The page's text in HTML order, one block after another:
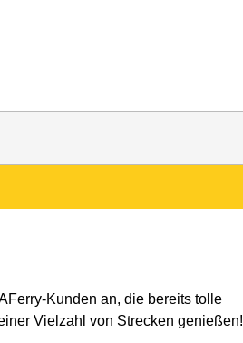
Kunden an, die bereits tolle
Vielzahl von Strecken genießen!